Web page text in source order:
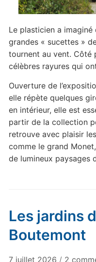
Le plasticien a
grandes « sucettes »
tournent au vent. Côté
célèbres rayures qui
Ouverture de
elle répète quelques
en intérieur, elle est
partir de la collection
retrouve avec plaisir
comme le grand
de lumineux paysages
Les jardins
Boutemont
7 juillet 2026 / 2